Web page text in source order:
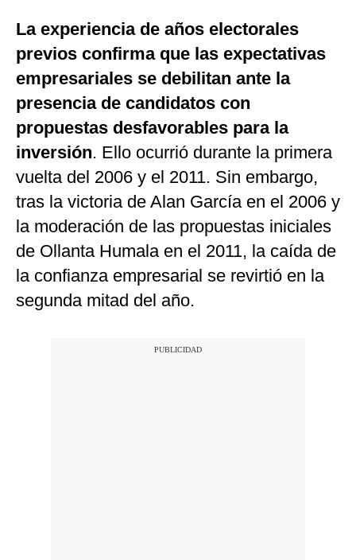
La experiencia de años electorales
previos confirma que las expectativas
empresariales se debilitan ante la
presencia de candidatos con
propuestas desfavorables para la
inversión. Ello ocurrió durante la primera
vuelta del 2006 y el 2011. Sin embargo,
tras la victoria de Alan García en el 2006 y
la moderación de las propuestas iniciales
de Ollanta Humala en el 2011, la caída de
la confianza empresarial se revirtió en la
segunda mitad del año.